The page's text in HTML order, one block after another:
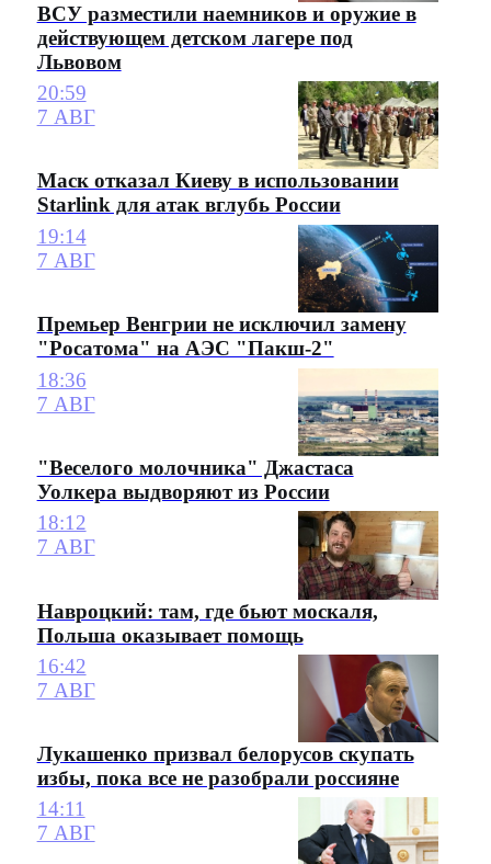
ВСУ разместили наемников и оружие в
действующем детском лагере под
Львовом
20:59
7 АВГ
Маск отказал Киеву в использовании
Starlink для атак вглубь России
19:14
7 АВГ
Премьер Венгрии не исключил замену
"Росатома" на АЭС "Пакш-2"
18:36
7 АВГ
"Веселого молочника" Джастаса
Уолкера выдворяют из России
18:12
7 АВГ
Навроцкий: там, где бьют москаля,
Польша оказывает помощь
16:42
7 АВГ
Лукашенко призвал белорусов скупать
избы, пока все не разобрали россияне
14:11
7 АВГ